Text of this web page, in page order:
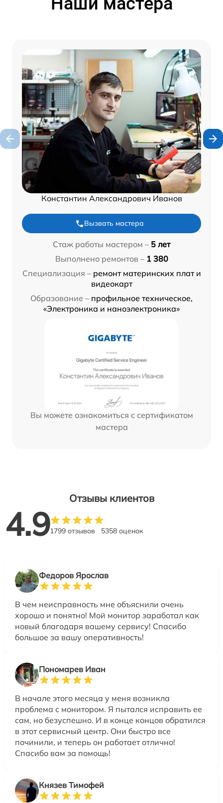
Константин Александрович Иванов
Вызвать мастера
Стаж работы мастером – 5 лет
Выполнено ремонтов – 1 380
Специализация – ремонт материнских плат и
видеокарт
Образование – профильное техническое,
«Электроника и наноэлектроника»
Вы можете ознакомиться с сертификатом
мастера
Отзывы клиентов
4.91799 отзывов 5358 оценок
Федоров Ярослав
В чем неисправность мне объяснили очень
хорошо и понятно! Мой монитор заработал как
новый благодаря вашему сервису! Спасибо
большое за вашу оперативность!
Пономарев Иван
В начале этого месяца у меня возникла
проблема с монитором. Я пытался исправить ее
сам, но безуспешно. И в конце концов обратился
в этот сервисный центр. Они быстро все
починили, и теперь он работает отлично!
Спасибо вам за помощь!
Князев Тимофей